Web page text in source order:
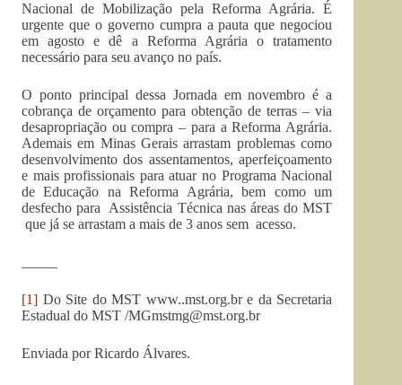
Nacional de Mobilização pela Reforma Agrária. É
urgente que o governo cumpra a pauta que negociou
em agosto e dê a Reforma Agrária o tratamento
necessário para seu avanço no país.
O ponto principal dessa Jornada em novembro é a
cobrança de orçamento para obtenção de terras – via
desapropriação ou compra – para a Reforma Agrária.
Ademais em Minas Gerais arrastam problemas como
desenvolvimento dos assentamentos, aperfeiçoamento
e mais profissionais para atuar no Programa Nacional
de Educação na Reforma Agrária, bem como um
desfecho para Assistência Técnica nas áreas do MST
que já se arrastam a mais de 3 anos sem acesso.
[1] Do Site do MST www..mst.org.br e da Secretaria
Estadual do MST /MGmstmg@mst.org.br
Enviada por Ricardo Álvares.